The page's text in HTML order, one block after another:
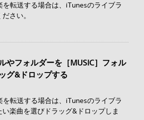
を転送する場合は、iTunesのライブラ
さい。
やフォルダーを［MUSIC］フォル
グ&ドロップする
を転送する場合は、iTunesのライブラ
い楽曲を選びドラッグ&ドロップしま